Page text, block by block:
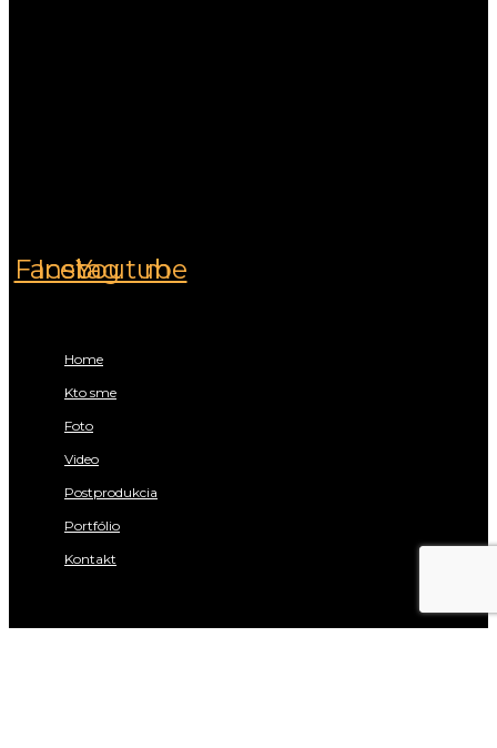
Facebook
Instagram
Youtube
Home
Kto sme
Foto
Video
Postprodukcia
Portfólio
Kontakt
Potrebujete poradiť?